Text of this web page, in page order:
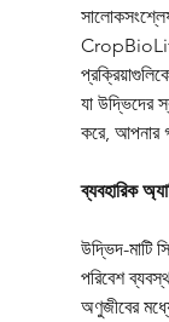
যা উদ্ভিদের
করে, আপনার
ব্যবহারিক
উদ্ভিদ-মাটি
পরিবেশ
অণুজীবের